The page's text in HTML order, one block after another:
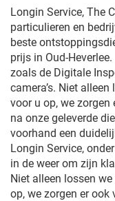
Longin Service, The
particulieren en
beste
prijs in Oud-
zoals de Digitale
camera’s. Niet
voor u op, we
na onze geleverde
voorhand een
Longin Service,
in de weer om zijn
Niet alleen lossen
op, we zorgen er